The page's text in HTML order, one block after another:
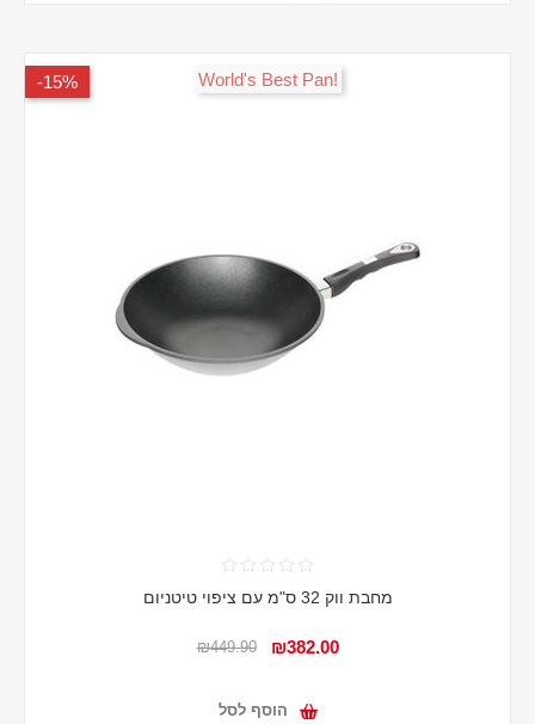
15%- !World's Best Pan
מחבת ווק 32 ס"מ עם ציפוי טיטניום
₪382.00
₪449.90
הוסף לסל